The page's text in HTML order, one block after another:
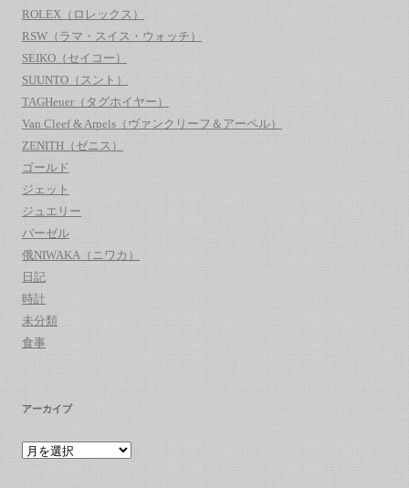
ROLEX（ロレックス）
RSW（ラマ・スイス・ウォッチ）
SEIKO（セイコー）
SUUNTO（スント）
TAGHeuer（タグホイヤー）
Van Cleef & Arpels（ヴァンクリーフ＆アーペル）
ZENITH（ゼニス）
ゴールド
ジェット
ジュエリー
バーゼル
俄NIWAKA（ニワカ）
日記
時計
未分類
食事
アーカイブ